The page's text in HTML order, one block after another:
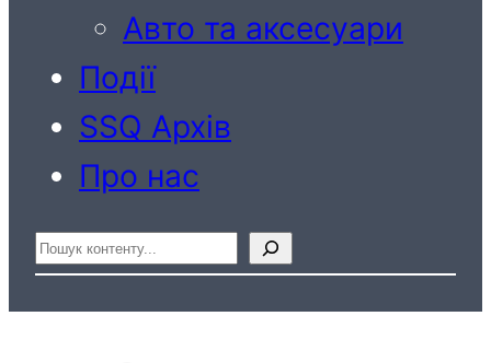
Авто та аксесуари
Події
SSQ Архів
Про нас
Пошук